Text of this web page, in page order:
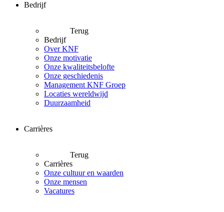
Bedrijf
Terug
Bedrijf
Over KNF
Onze motivatie
Onze kwaliteitsbelofte
Onze geschiedenis
Management KNF Groep
Locaties wereldwijd
Duurzaamheid
Carrières
Terug
Carrières
Onze cultuur en waarden
Onze mensen
Vacatures